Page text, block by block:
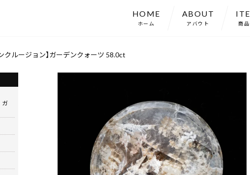
HOME
ホーム
ABOUT
アバウト 商
クルージョン】ガーデンクォーツ 58.0ct
ガ